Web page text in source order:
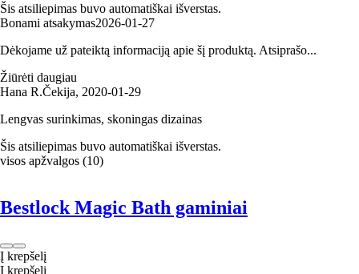
Šis atsiliepimas buvo automatiškai išverstas.
Bonami atsakymas2026‑01‑27
Dėkojame už pateiktą informaciją apie šį produktą. Atsiprašo...
Žiūrėti daugiau
Hana R.Čekija, 2020‑01‑29
Lengvas surinkimas, skoningas dizainas
Šis atsiliepimas buvo automatiškai išverstas.
visos apžvalgos (10)
Bestlock Magic Bath gaminiai
Į krepšelį
Į krepšelį